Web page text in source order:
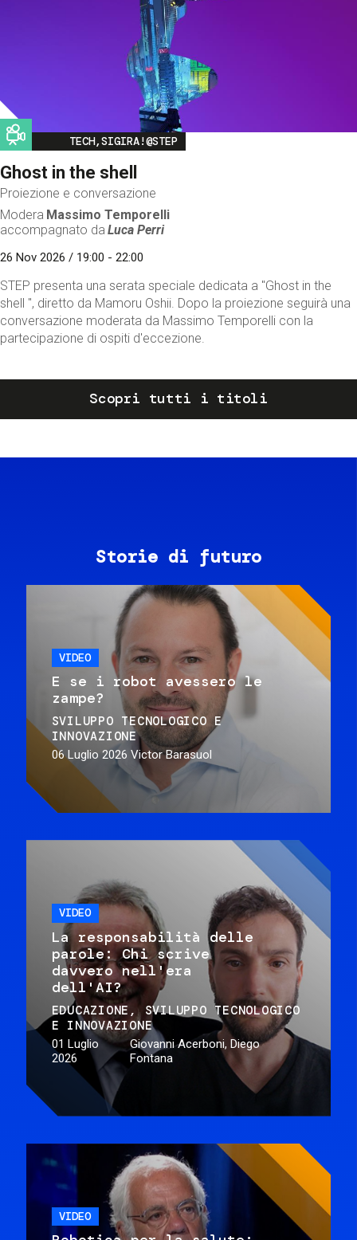
Image
TECH,SIGIRA!@STEP
Ghost in the shell
Proiezione e conversazione
Modera Massimo Temporelli
accompagnato da Luca Perri
26 Nov 2026 / 19:00 - 22:00
STEP presenta una serata speciale dedicata a "Ghost in the
shell ", diretto da Mamoru Oshii. Dopo la proiezione seguirà una
conversazione moderata da Massimo Temporelli con la
partecipazione di ospiti d'eccezione.
Scopri tutti i titoli
Storie di futuro
VIDEO
E se i robot avessero le
zampe?
SVILUPPO TECNOLOGICO E
INNOVAZIONE
06 Luglio 2026 Victor Barasuol
VIDEO
La responsabilità delle
parole: Chi scrive
davvero nell'era
dell'AI?
EDUCAZIONE
SVILUPPO TECNOLOGICO
E INNOVAZIONE
01 Luglio
2026
Giovanni Acerboni, Diego
Fontana
VIDEO